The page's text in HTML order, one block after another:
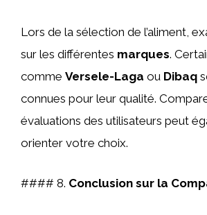
Lors de la sélection de l’aliment,
sur les différentes marques.
comme Versele-Laga ou Dibaq
connues pour leur qualité.
évaluations des utilisateurs peut
orienter votre choix.
#### 8. Conclusion sur la